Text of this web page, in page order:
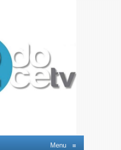
Menu ≡